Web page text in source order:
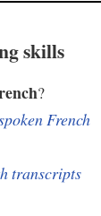
skills
?
French
transcripts